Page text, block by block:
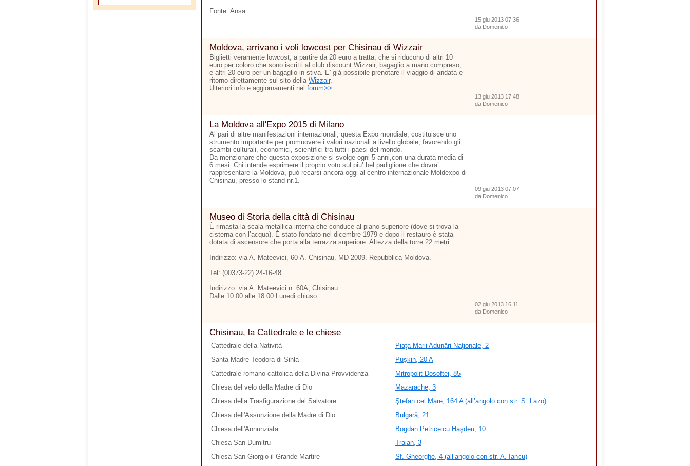
Fonte: Ansa
15 giu 2013 07:36
da Domenico
Moldova, arrivano i voli lowcost per Chisinau di Wizzair
Biglietti veramente lowcost, a partire da 20 euro a tratta, che si riducono di altri 10
euro per coloro che sono iscritti al club discount Wizzair, bagaglio a mano compreso,
e altri 20 euro per un bagaglio in stiva. E' già possibile prenotare il viaggio di andata e
ritorno direttamente sul sito della Wizzair.
Ulteriori info e aggiornamenti nel forum>>
13 giu 2013 17:48
da Domenico
La Moldova all'Expo 2015 di Milano
Al pari di altre manifestazioni internazionali, questa Expo mondiale, costituisce uno
strumento importante per promuovere i valori nazionali a livello globale, favorendo gli
scambi culturali, economici, scientifici tra tutti i paesi del mondo.
Da menzionare che questa exposizione si svolge ogni 5 anni,con una durata media di
6 mesi. Chi intende esprimere il proprio voto sul piu’ bel padiglione che dovra’
rappresentare la Moldova, può recarsi ancora oggi al centro internazionale Moldexpo di
Chisinau, presso lo stand nr.1.
09 giu 2013 07:07
da Domenico
Museo di Storia della città di Chisinau
È rimasta la scala metallica interna che conduce al piano superiore (dove si trova la
cisterna con l’acqua). È stato fondato nel dicembre 1979 e dopo il restauro è stata
dotata di ascensore che porta alla terrazza superiore. Altezza della torre 22 metri.
Indirizzo: via A. Mateevici, 60-A. Chisinau. MD-2009. Repubblica Moldova.
Tel: (00373-22) 24-16-48
Indirizzo: via A. Mateevici n. 60A, Chisinau
Dalle 10.00 alle 18.00 Lunedi chiuso
02 giu 2013 16:11
da Domenico
Chisinau, la Cattedrale e le chiese
Cattedrale della Natività
Piaţa Marii Adunări Naţionale, 2
Santa Madre Teodora di Sihla
Puşkin, 20 A
Cattedrale romano-cattolica della Divina Provvidenza
Mitropolit Dosoftei, 85
Chiesa del velo della Madre di Dio
Mazarache, 3
Chiesa della Trasfigurazione del Salvatore
Ştefan cel Mare, 164 A (all’angolo con str. S. Lazo)
Chiesa dell'Assunzione della Madre di Dio
Bulgară, 21
Chiesa dell'Annunziata
Bogdan Petriceicu Haşdeu, 10
Chiesa San Dumitru
Traian, 3
Chiesa San Giorgio il Grande Martire
Sf. Gheorghe, 4 (all’angolo con str. A. Iancu)